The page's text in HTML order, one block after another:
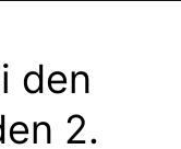
den
2.